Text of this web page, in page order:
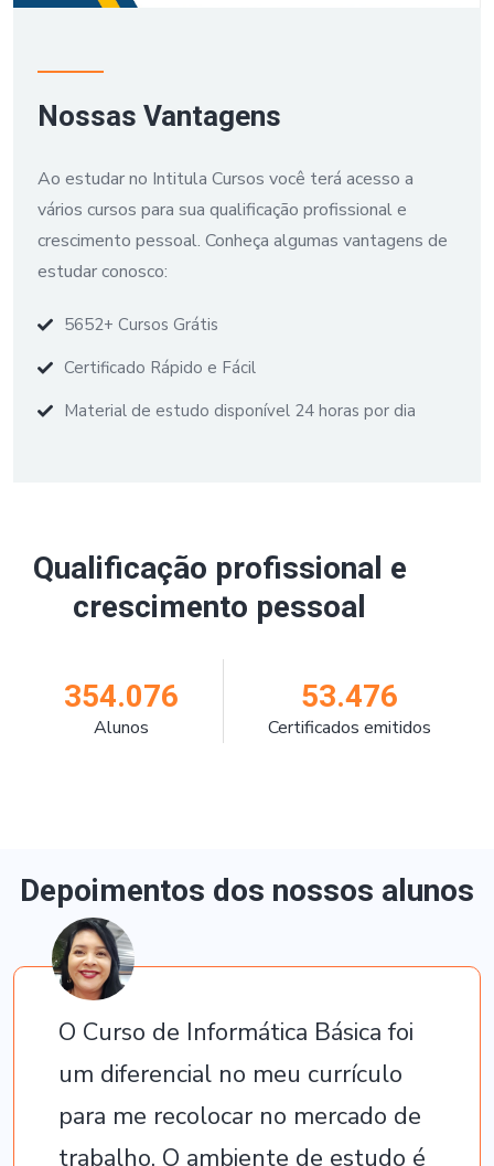
Nossas Vantagens
Ao estudar no Intitula Cursos você terá acesso a
vários cursos para sua qualificação profissional e
crescimento pessoal. Conheça algumas vantagens de
estudar conosco:
5652+ Cursos Grátis
Certificado Rápido e Fácil
Material de estudo disponível 24 horas por dia
Qualificação profissional e
crescimento pessoal
354.076
Alunos
53.476
Certificados emitidos
Depoimentos dos nossos alunos
O Curso de Informática Básica foi
um diferencial no meu currículo
para me recolocar no mercado de
trabalho. O ambiente de estudo é